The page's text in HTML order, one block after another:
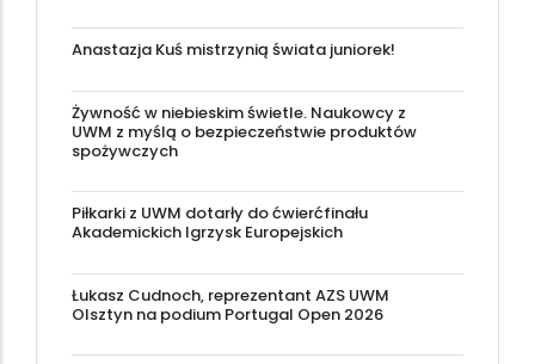
Anastazja Kuś mistrzynią świata juniorek!
Żywność w niebieskim świetle. Naukowcy z
UWM z myślą o bezpieczeństwie produktów
spożywczych
Piłkarki z UWM dotarły do ćwierćfinału
Akademickich Igrzysk Europejskich
Łukasz Cudnoch, reprezentant AZS UWM
Olsztyn na podium Portugal Open 2026